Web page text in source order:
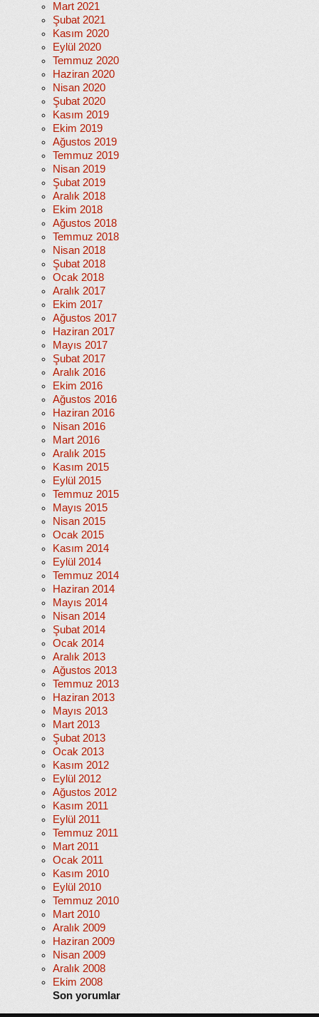
Mart 2021
Şubat 2021
Kasım 2020
Eylül 2020
Temmuz 2020
Haziran 2020
Nisan 2020
Şubat 2020
Kasım 2019
Ekim 2019
Ağustos 2019
Temmuz 2019
Nisan 2019
Şubat 2019
Aralık 2018
Ekim 2018
Ağustos 2018
Temmuz 2018
Nisan 2018
Şubat 2018
Ocak 2018
Aralık 2017
Ekim 2017
Ağustos 2017
Haziran 2017
Mayıs 2017
Şubat 2017
Aralık 2016
Ekim 2016
Ağustos 2016
Haziran 2016
Nisan 2016
Mart 2016
Aralık 2015
Kasım 2015
Eylül 2015
Temmuz 2015
Mayıs 2015
Nisan 2015
Ocak 2015
Kasım 2014
Eylül 2014
Temmuz 2014
Haziran 2014
Mayıs 2014
Nisan 2014
Şubat 2014
Ocak 2014
Aralık 2013
Ağustos 2013
Temmuz 2013
Haziran 2013
Mayıs 2013
Mart 2013
Şubat 2013
Ocak 2013
Kasım 2012
Eylül 2012
Ağustos 2012
Kasım 2011
Eylül 2011
Temmuz 2011
Mart 2011
Ocak 2011
Kasım 2010
Eylül 2010
Temmuz 2010
Mart 2010
Aralık 2009
Haziran 2009
Nisan 2009
Aralık 2008
Ekim 2008
Son yorumlar